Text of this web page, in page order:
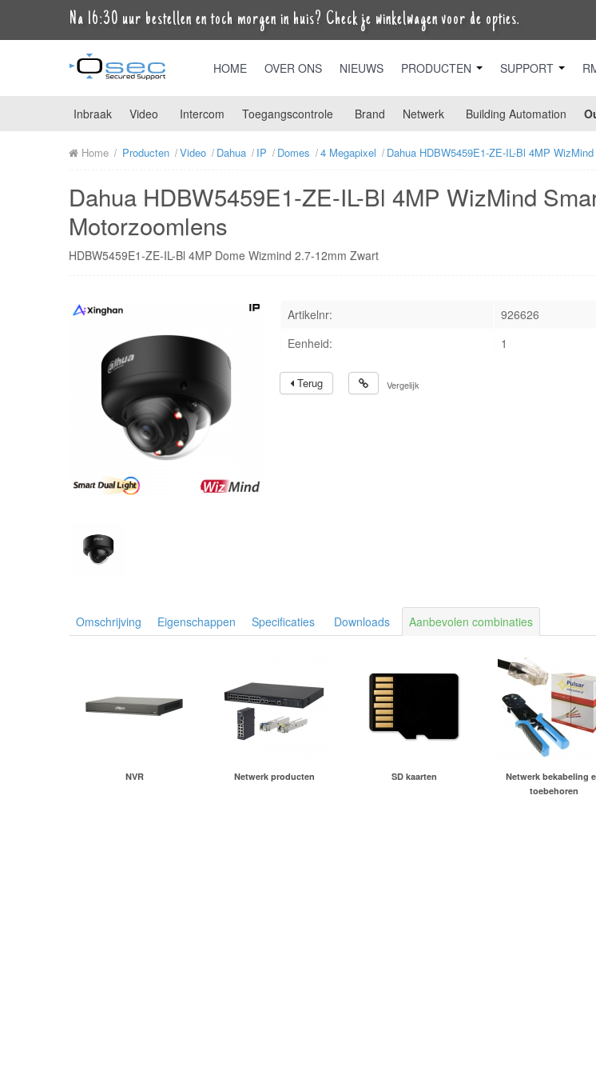
Na 16:30 uur bestellen en toch morgen in huis? Check je winkelwagen voor de opties.
HOME OVER ONS NIEUWS PRODUCTEN SUPPORT
Inbraak Video Intercom Toegangscontrole Brand Netwerk Building Automation
Home Producten Video Dahua IP Domes 4 Megapixel Dahua HDBW5459E1-ZE-IL-Bl 4MP
Dahua HDBW5459E1-ZE-IL-Bl 4MP WizMind
Motorzoomlens
HDBW5459E1-ZE-IL-Bl 4MP Dome Wizmind 2.7-12mm Zwart
Artikelnr:
926626
Eenheid:
1
Terug Vergelijk
Omschrijving Eigenschappen Specificaties Downloads Aanbevolen combinaties
NVR Netwerk producten SD kaarten
Netwerk bekabeling
toebehoren